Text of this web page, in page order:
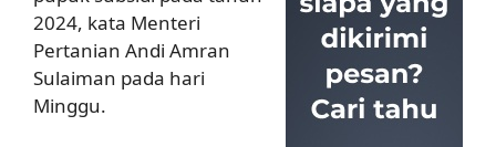
2024, kata Menteri
Pertanian Andi Amran
Sulaiman pada hari
Minggu.